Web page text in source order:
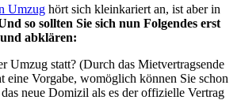
Umzug hört sich kleinkariert an, ist aber in
so sollten Sie sich nun Folgendes erst
abklären:
Umzug statt? (Durch das Mietvertragsende
eine Vorgabe, womöglich können Sie schon
neue Domizil als es der offizielle Vertrag